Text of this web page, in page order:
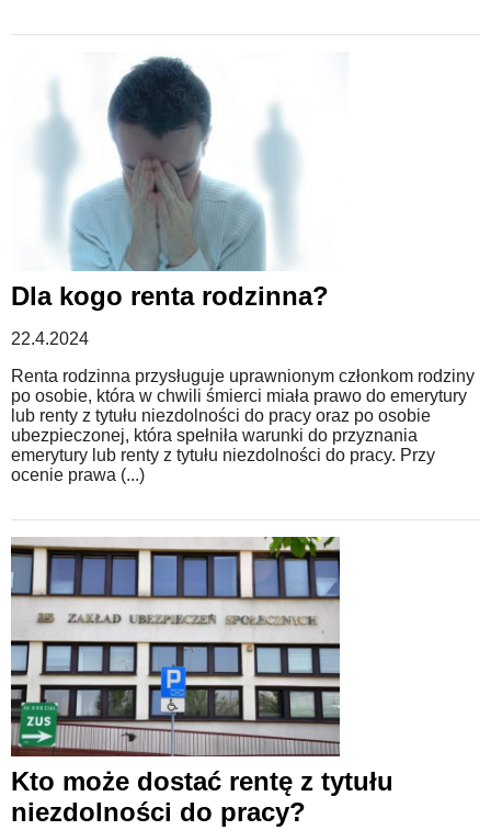
Dla kogo renta rodzinna?
22.4.2024
Renta rodzinna przysługuje uprawnionym członkom rodziny
po osobie, która w chwili śmierci miała prawo do emerytury
lub renty z tytułu niezdolności do pracy oraz po osobie
ubezpieczonej, która spełniła warunki do przyznania
emerytury lub renty z tytułu niezdolności do pracy. Przy
ocenie prawa (...)
Kto może dostać rentę z tytułu
niezdolności do pracy?